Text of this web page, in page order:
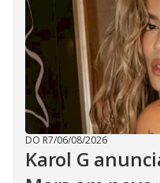
DO R7/06/08/2026
Karol G